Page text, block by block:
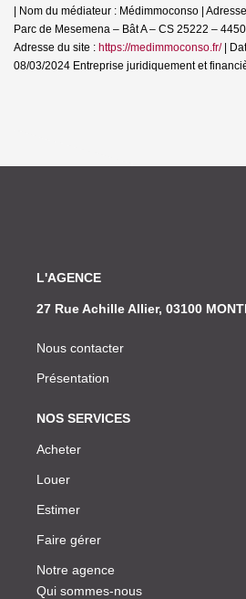
| Nom du médiateur : Médimmoconso |
Parc de Mesemena – Bât A – CS 25222 –
Adresse du site : https://medimmoconso.fr/|
08/03/2024 Entreprise juridiquement et
L'AGENCE
27 Rue Achille Allier, 03100
Nous contacter
Présentation
NOS SERVICES
Acheter
Louer
Estimer
Faire gérer
Notre agence
Qui sommes-nous